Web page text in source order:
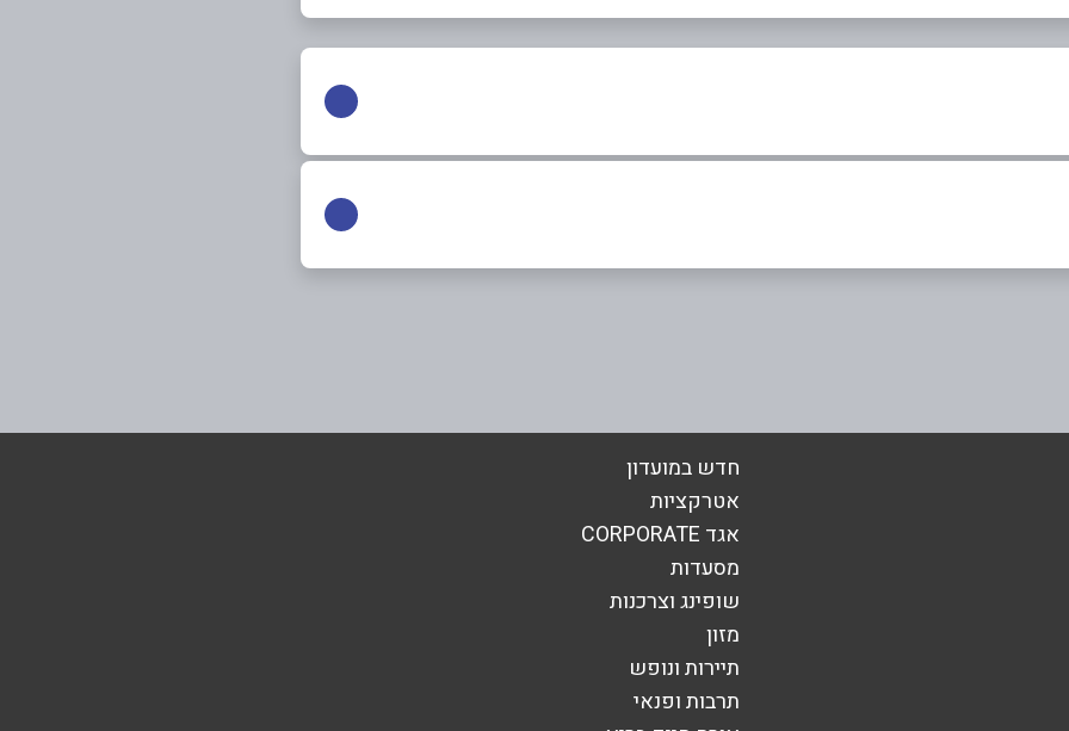
אימייל*
חדש במועדון
אטרקציות
אגד CORPORATE
מסעדות
שופינג וצרכנות
מזון
תיירות ונופש
תרבות ופנאי